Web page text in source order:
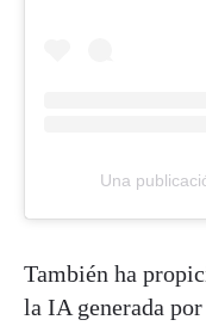
Una
También ha
la IA generada